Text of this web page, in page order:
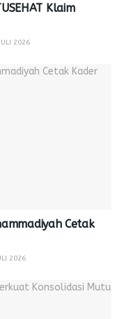
Klaim
2026
Cetak
2026